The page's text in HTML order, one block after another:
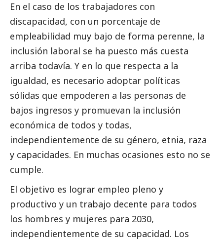
En el caso de los trabajadores con
discapacidad, con un porcentaje de
empleabilidad muy bajo de forma perenne, la
inclusión laboral se ha puesto más cuesta
arriba todavía. Y en lo que respecta a la
igualdad, es necesario adoptar políticas
sólidas que empoderen a las personas de
bajos ingresos y promuevan la inclusión
económica de todos y todas,
independientemente de su género, etnia, raza
y capacidades. En muchas ocasiones esto no se
cumple.
El objetivo es lograr empleo pleno y
productivo y un trabajo decente para todos
los hombres y mujeres para 2030,
independientemente de su capacidad. Los